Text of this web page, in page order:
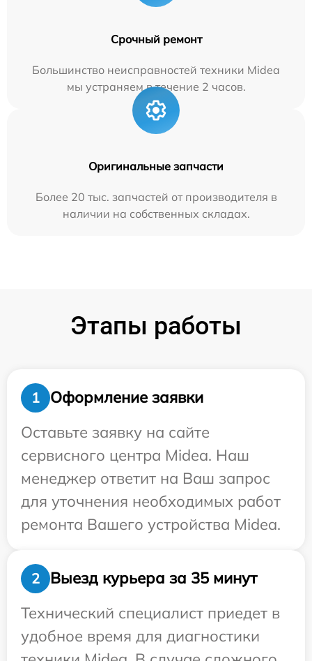
Срочный ремонт
Большинство неисправностей техники Midea
мы устраняем в течение 2 часов.
Оригинальные запчасти
Более 20 тыс. запчастей от производителя в
наличии на собственных складах.
Этапы работы
1
Оформление заявки
Оставьте заявку на сайте
сервисного центра Midea. Наш
менеджер ответит на Ваш запрос
для уточнения необходимых работ
ремонта Вашего устройства Midea.
2
Выезд курьера за 35 минут
Технический специалист приедет в
удобное время для диагностики